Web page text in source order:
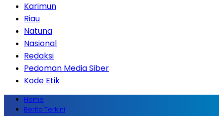
Karimun
Riau
Natuna
Nasional
Redaksi
Pedoman Media Siber
Kode Etik
Home
Berita Terkini